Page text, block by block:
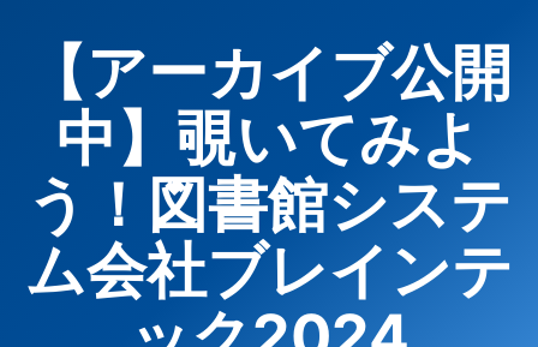
【アーカイブ公開
中】覗いてみよ
う！図書館システ
ム会社ブレインテ